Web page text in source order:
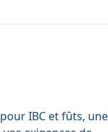
IBC et fûts, une